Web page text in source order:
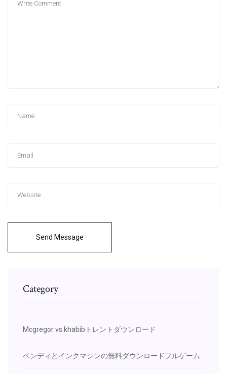
Send Message
Category
Mcgregor vs khabibトレントダウンロード
ベンディとインクマシンの無料ダウンロードフルゲーム